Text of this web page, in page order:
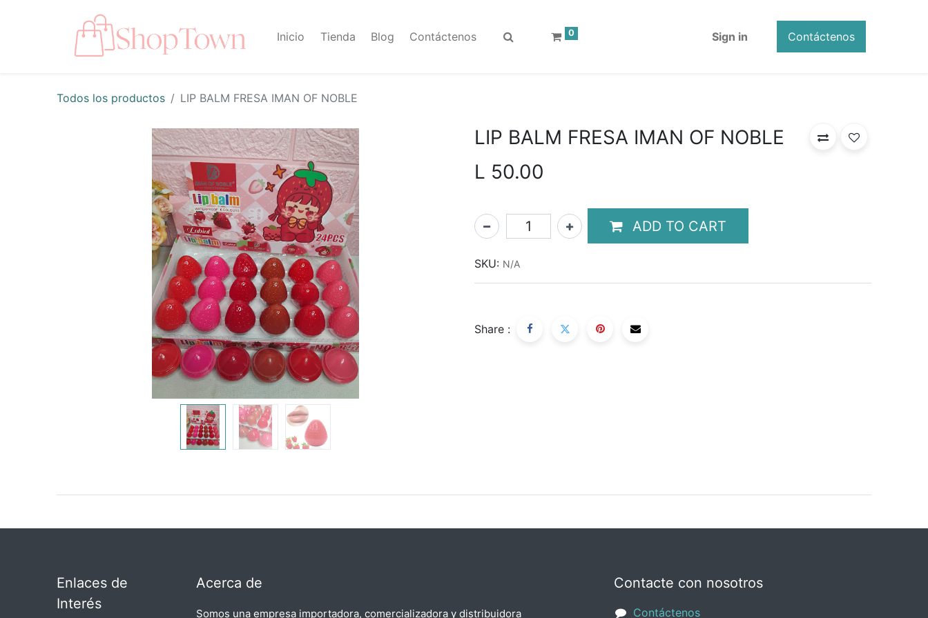
Inicio Tienda Blog Contáctenos 0 Sign in Contáctenos
Todos los productos LIP BALM FRESA IMAN OF NOBLE
LIP BALM FRESA IMAN OF NOBLE
L 50.00
ADD TO CART
SKU: N/A
Share :
Enlaces de
Interés
Acerca de
Somos una empresa importadora, comercializadora y distribuidora
Contacte con nosotros
Contáctenos